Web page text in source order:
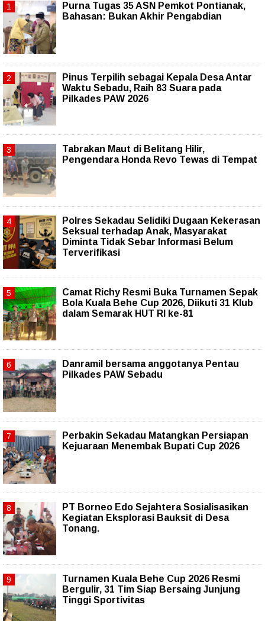
Purna Tugas 35 ASN Pemkot Pontianak,
Bahasan: Bukan Akhir Pengabdian
Pinus Terpilih sebagai Kepala Desa Antar
Waktu Sebadu, Raih 83 Suara pada
Pilkades PAW 2026
Tabrakan Maut di Belitang Hilir,
Pengendara Honda Revo Tewas di Tempat
Polres Sekadau Selidiki Dugaan Kekerasan
Seksual terhadap Anak, Masyarakat
Diminta Tidak Sebar Informasi Belum
Terverifikasi
Camat Richy Resmi Buka Turnamen Sepak
Bola Kuala Behe Cup 2026, Diikuti 31 Klub
dalam Semarak HUT RI ke-81
Danramil bersama anggotanya Pentau
Pilkades PAW Sebadu
Perbakin Sekadau Matangkan Persiapan
Kejuaraan Menembak Bupati Cup 2026
PT Borneo Edo Sejahtera Sosialisasikan
Kegiatan Eksplorasi Bauksit di Desa
Tonang.
Turnamen Kuala Behe Cup 2026 Resmi
Bergulir, 31 Tim Siap Bersaing Junjung
Tinggi Sportivitas